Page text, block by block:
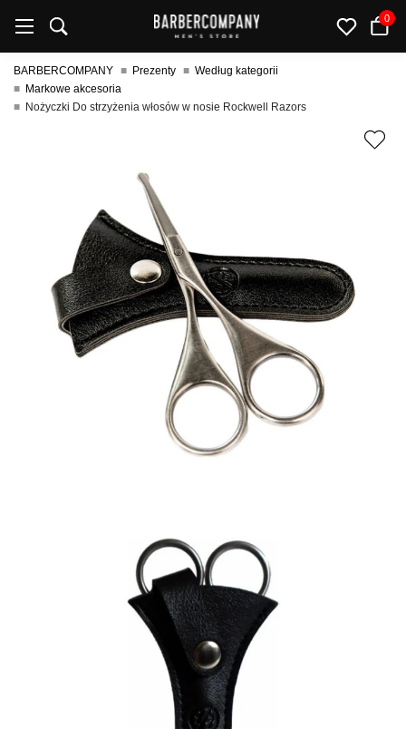
0
BARBERCOMPANY Prezenty
Według kategorii
Markowe akcesoria
Nożyczki Do strzyżenia włosów w nosie Rockwell Razors